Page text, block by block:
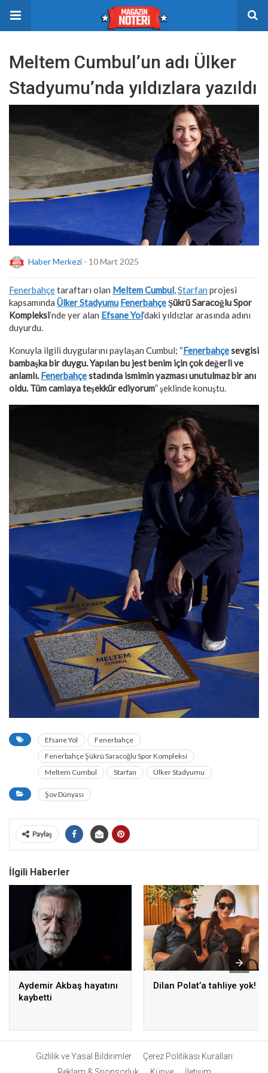
Meltem Cumbul’un adı Ülker
Stadyumu’nda yıldızlara yazıldı
Haber Merkezi - 10 Mart 2025
Fenerbahçetaraftarı olan Meltem Cumbul,Starfan projesi
kapsamında Ülker Stadyumu FenerbahçeŞükrü Saracoğlu Spor
Kompleksi’nde yer alan Efsane Yol’daki yıldızlar arasında adını
duyurdu.
Konuyla ilgili duygularını paylaşan Cumbul; “Fenerbahçesevgisi
bambaşka bir duygu. Yapılan bu jest benim için çok değerli ve
anlamlı. Fenerbahçestadında ismimin yazması unutulmaz bir anı
oldu. Tüm camiaya teşekkür ediyorum” şeklinde konuştu.
Efsane Yol
Fenerbahçe
Fenerbahçe Şükrü Saracoğlu Spor Kompleksi
Meltem Cumbul
Starfan Ülker Stadyumu
Şov Dünyası
Paylaş
İlgili Haberler
Aydemir Akbaş hayatını
kaybetti
Dilan Polat’a tahliye yok!
Gizlilik ve Yasal Bildirimler
Çerez Politikası Kuralları